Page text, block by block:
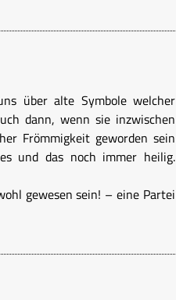
über alte Symbole welcher
dann, wenn sie inzwischen
Frömmigkeit geworden sein
und das noch immer heilig.
gewesen sein! – eine Partei